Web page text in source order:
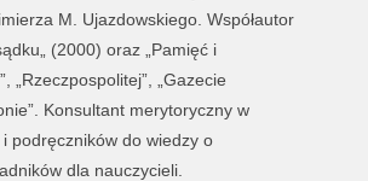
M. Ujazdowskiego. Współautor
(2000) oraz „Pamięć i
„Rzeczpospolitej”, „Gazecie
Konsultant merytoryczny w
podręczników do wiedzy o
dla nauczycieli.